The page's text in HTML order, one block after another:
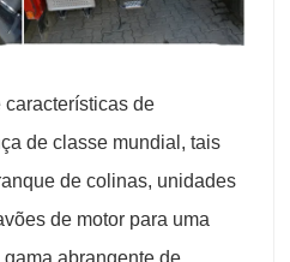
características de
de classe mundial, tais
de colinas, unidades
de motor para uma